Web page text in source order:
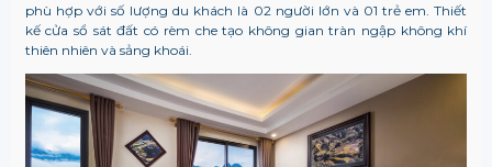
phù hợp với số lượng du khách là 02 người lớn và 01 trẻ em. Thiết
kế cửa sổ sát đất có rèm che tạo không gian tràn ngập không khí
thiên nhiên và sảng khoái.